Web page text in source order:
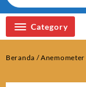
Category
Beranda /Anemometer